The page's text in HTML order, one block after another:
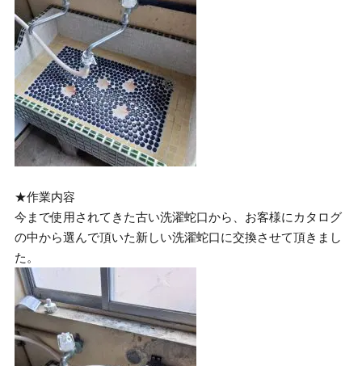
★作業内容
今まで使用されてきた古い洗濯蛇口から、お客様にカタログ
の中から選んで頂いた新しい洗濯蛇口に交換させて頂きまし
た。